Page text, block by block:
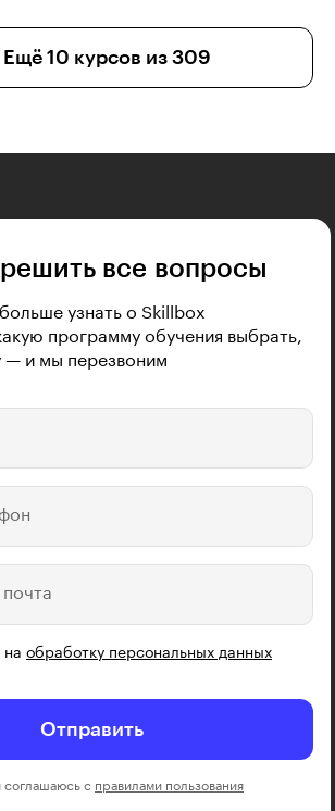
Ещё 10 курсов из 309
все вопросы
узнать о Skillbox
программу обучения выбрать,
— и мы перезвоним
на обработку персональных данных
Отправить
соглашаюсь с правилами пользования